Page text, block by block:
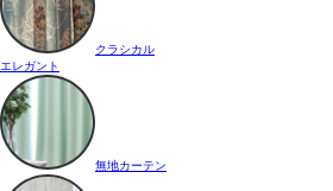
クラシカル
エレガント
無地カーテン